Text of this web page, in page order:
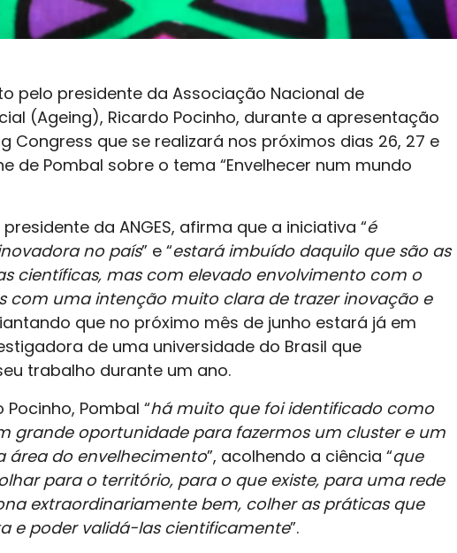
pelo presidente da Associação Nacional de
(Ageing), Ricardo Pocinho, durante a apresentação
Congress que se realizará nos próximos dias 26, 27 e
de Pombal sobre o tema “Envelhecer num mundo
da ANGES, afirma que a iniciativa “é
no país” e “estará imbuído daquilo que são as
científicas, mas com elevado envolvimento com o
com uma intenção muito clara de trazer inovação e
que no próximo mês de junho estará já em
de uma universidade do Brasil que
trabalho durante um ano.
Pombal “há muito que foi identificado como
grande oportunidade para fazermos um cluster e um
área do envelhecimento”, acolhendo a ciência “que
para o território, para o que existe, para uma rede
extraordinariamente bem, colher as práticas que
e poder validá-las cientificamente”.